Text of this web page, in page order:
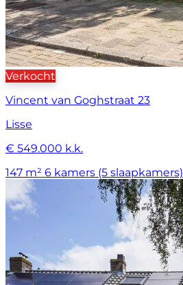
Verkocht
Vincent van Goghstraat 23
Lisse
€ 549.000 k.k.
147 m² 6 kamers (5 slaapkamers)